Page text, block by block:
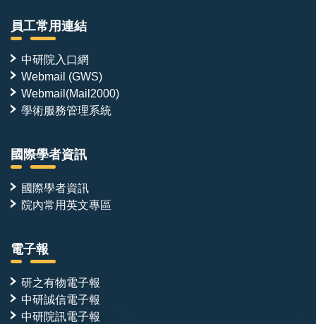
員工常用連結
中研院入口網
Webmail (GWS)
Webmail(Mail2000)
學術服務管理系統
國際學者資訊
國際學者資訊
院內常用英文專區
電子報
研之有物電子報
中研誠信電子報
中研院訊電子報